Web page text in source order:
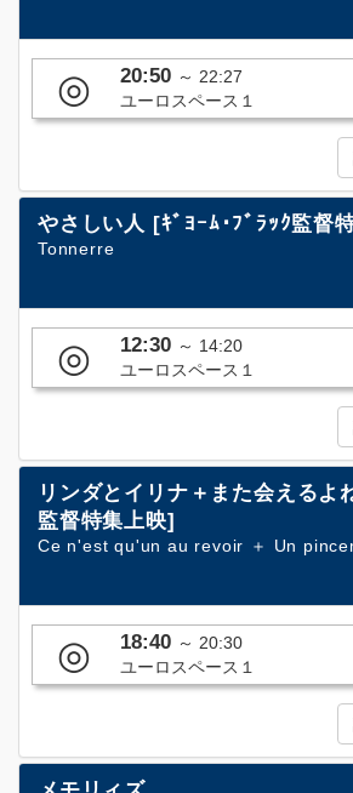
◎ 20:50 ～ 22:27
ユーロスペース１
やさしい人 [ｷﾞﾖｰﾑ･ﾌﾞﾗｯｸ監督
Tonnerre
◎ 12:30 ～ 14:20
ユーロスペース１
リンダとイリナ＋また会えるよ
監督特集上映]
Ce n'est qu'un au revoir ＋ Un
◎ 18:40 ～ 20:30
ユーロスペース１